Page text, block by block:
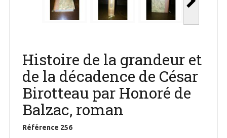
Histoire de la grandeur et
de la décadence de César
Birotteau par Honoré de
Balzac, roman
Référence 256